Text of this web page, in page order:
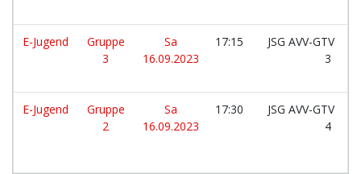
E-Jugend
Gruppe
3
Sa
16.09.2023
17:15
JSG AVV-GTV
3
E-Jugend
Gruppe
2
Sa
16.09.2023
17:30
JSG AVV-GTV
4